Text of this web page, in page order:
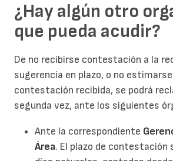
¿Hay algún otro
que pueda acudir?
De no recibirse contestación a la
sugerencia en plazo, o no
contestación recibida, se podrá
segunda vez, ante los siguientes
Ante la correspondiente
Área. El plazo de contestación